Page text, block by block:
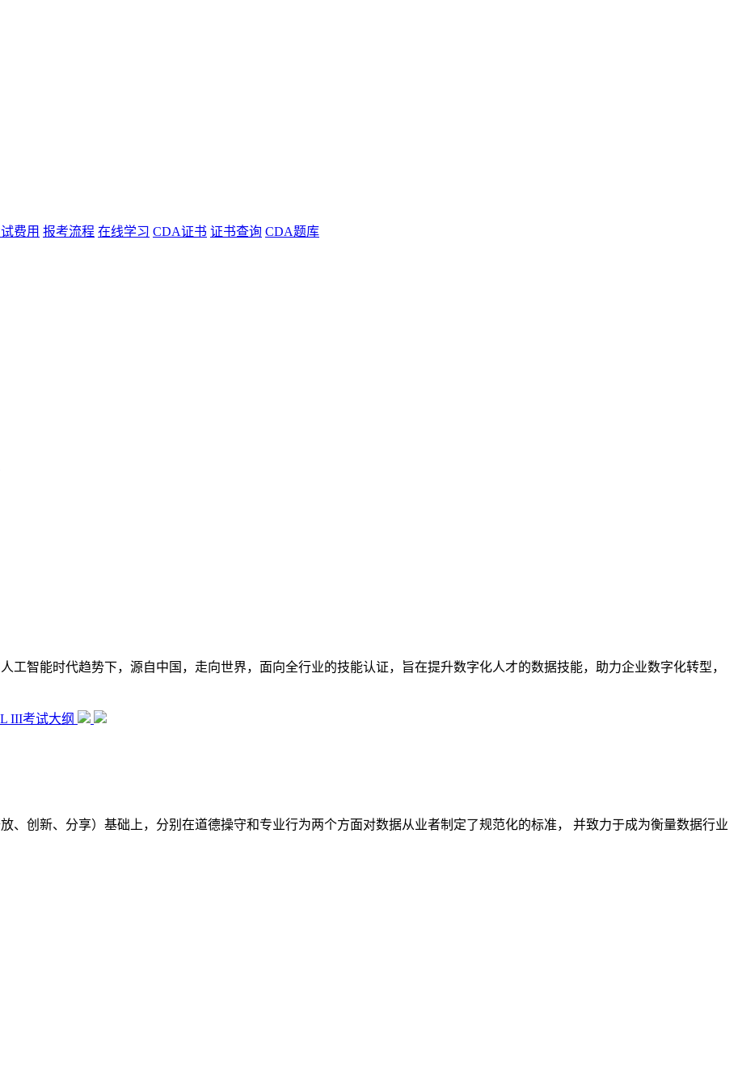
费用 报考流程 在线学习 CDA证书 证书查询 CDA题库
工智能时代趋势下，源自中国，走向世界，面向全行业的技能认证，旨在提升数字化人才的数据技能，助力企业数字化转型，
III考试大纲
、创新、分享）基础上，分别在道德操守和专业行为两个方面对数据从业者制定了规范化的标准， 并致力于成为衡量数据行业